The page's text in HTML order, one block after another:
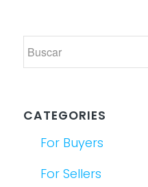
CATEGORIES
For Buyers
For Sellers